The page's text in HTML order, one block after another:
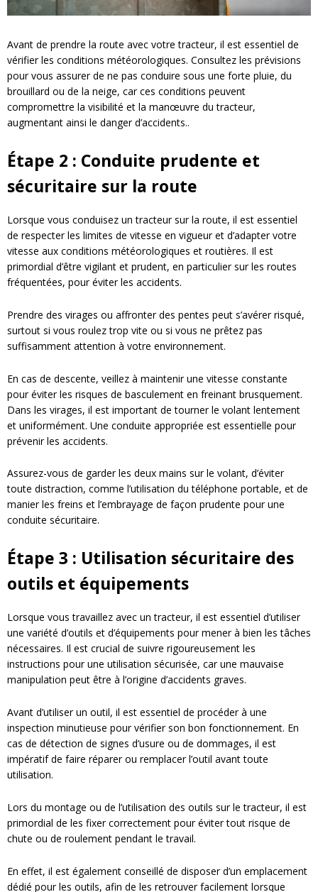
Avant de prendre la route avec votre tracteur, il est essentiel de
vérifier les conditions météorologiques. Consultez les prévisions
pour vous assurer de ne pas conduire sous une forte pluie, du
brouillard ou de la neige, car ces conditions peuvent
compromettre la visibilité et la manœuvre du tracteur,
augmentant ainsi le danger d’accidents..
Étape 2 : Conduite prudente et
sécuritaire sur la route
Lorsque vous conduisez un tracteur sur la route, il est essentiel
de respecter les limites de vitesse en vigueur et d’adapter votre
vitesse aux conditions météorologiques et routières. Il est
primordial d’être vigilant et prudent, en particulier sur les routes
fréquentées, pour éviter les accidents.
Prendre des virages ou affronter des pentes peut s’avérer risqué,
surtout si vous roulez trop vite ou si vous ne prêtez pas
suffisamment attention à votre environnement.
En cas de descente, veillez à maintenir une vitesse constante
pour éviter les risques de basculement en freinant brusquement.
Dans les virages, il est important de tourner le volant lentement
et uniformément. Une conduite appropriée est essentielle pour
prévenir les accidents.
Assurez-vous de garder les deux mains sur le volant, d’éviter
toute distraction, comme l’utilisation du téléphone portable, et de
manier les freins et l’embrayage de façon prudente pour une
conduite sécuritaire.
Étape 3 : Utilisation sécuritaire des
outils et équipements
Lorsque vous travaillez avec un tracteur, il est essentiel d’utiliser
une variété d’outils et d’équipements pour mener à bien les tâches
nécessaires. Il est crucial de suivre rigoureusement les
instructions pour une utilisation sécurisée, car une mauvaise
manipulation peut être à l’origine d’accidents graves.
Avant d’utiliser un outil, il est essentiel de procéder à une
inspection minutieuse pour vérifier son bon fonctionnement. En
cas de détection de signes d’usure ou de dommages, il est
impératif de faire réparer ou remplacer l’outil avant toute
utilisation.
Lors du montage ou de l’utilisation des outils sur le tracteur, il est
primordial de les fixer correctement pour éviter tout risque de
chute ou de roulement pendant le travail.
En effet, il est également conseillé de disposer d’un emplacement
dédié pour les outils, afin de les retrouver facilement lorsque